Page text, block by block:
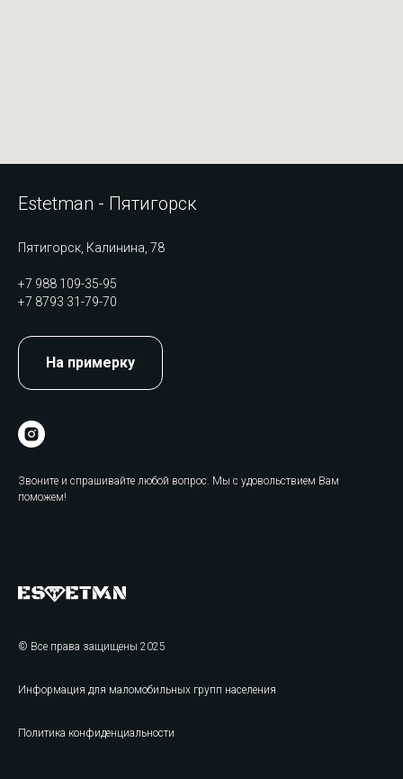
Estetman - Пятигорск
Пятигорск, Калинина, 78
+7 988 109-35-95
+7 8793 31-79-70
На примерку
Звоните и спрашивайте любой вопрос. Мы с удовольствием Вам
поможем!
© Все права защищены 2025
Информация для маломобильных групп населения
Политика конфиденциальности